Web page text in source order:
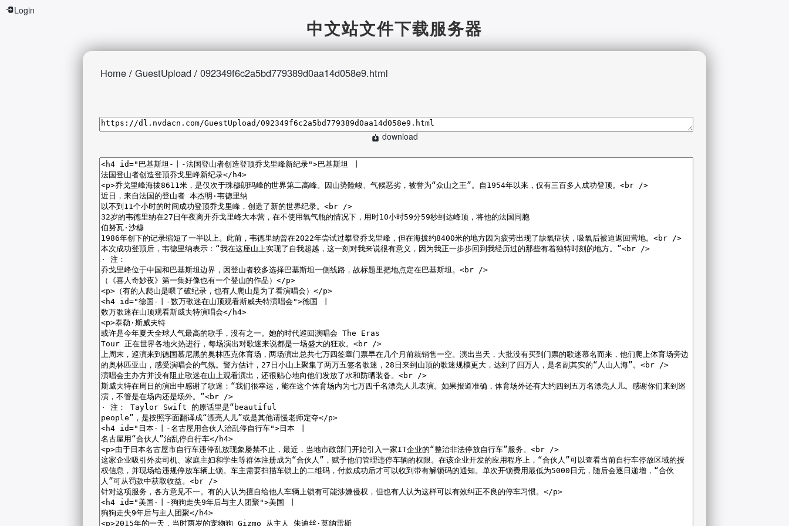
Login
中文站文件下载服务器
Home/ GuestUpload / 092349f6c2a5bd779389d0aa14d058e9.html
download